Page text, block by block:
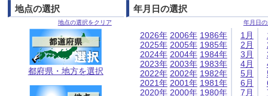
地点の選択
地点の選択をクリア
都府県・地方を選択
年月日の選択
年月日
2026年
2025年
2024年
2023年
2022年
2021年
2020年
2006年
2005年
2004年
2003年
2002年
2001年
2000年
1986年
1985年
1984年
1983年
1982年
1981年
1980年
1月
2月
3月
4月
5月
6月
7月